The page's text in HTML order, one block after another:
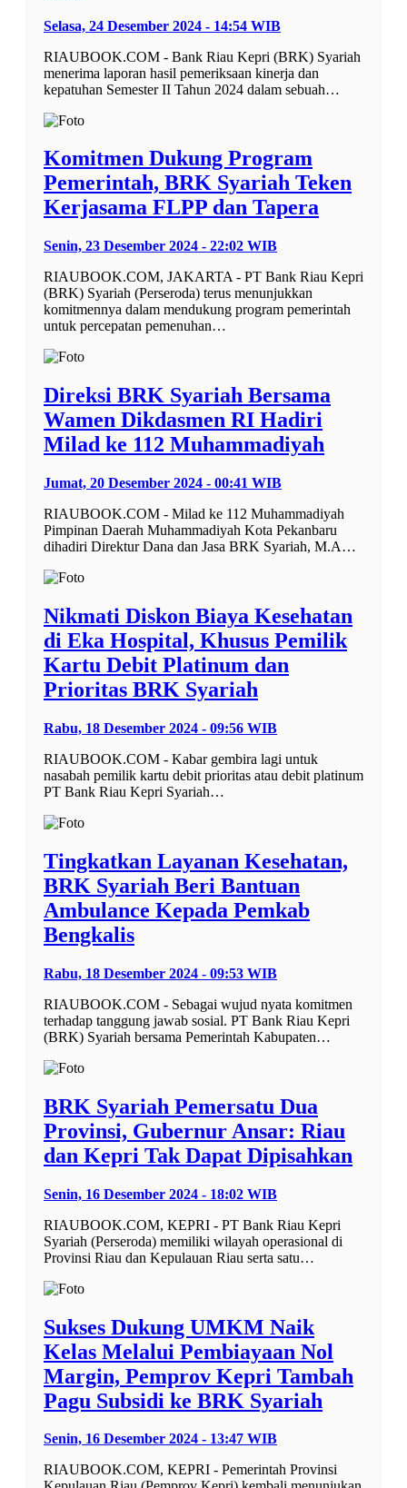
Selasa, 24 Desember 2024 - 14:54 WIB
RIAUBOOK.COM - Bank Riau Kepri (BRK) Syariah
menerima laporan hasil pemeriksaan kinerja dan
kepatuhan Semester II Tahun 2024 dalam sebuah…
Komitmen Dukung Program
Pemerintah, BRK Syariah Teken
Kerjasama FLPP dan Tapera
Senin, 23 Desember 2024 - 22:02 WIB
RIAUBOOK.COM, JAKARTA - PT Bank Riau Kepri
(BRK) Syariah (Perseroda) terus menunjukkan
komitmennya dalam mendukung program pemerintah
untuk percepatan pemenuhan…
Direksi BRK Syariah Bersama
Wamen Dikdasmen RI Hadiri
Milad ke 112 Muhammadiyah
Jumat, 20 Desember 2024 - 00:41 WIB
RIAUBOOK.COM - Milad ke 112 Muhammadiyah
Pimpinan Daerah Muhammadiyah Kota Pekanbaru
dihadiri Direktur Dana dan Jasa BRK Syariah, M.A…
Nikmati Diskon Biaya Kesehatan
di Eka Hospital, Khusus Pemilik
Kartu Debit Platinum dan
Prioritas BRK Syariah
Rabu, 18 Desember 2024 - 09:56 WIB
RIAUBOOK.COM - Kabar gembira lagi untuk
nasabah pemilik kartu debit prioritas atau debit platinum
PT Bank Riau Kepri Syariah…
Tingkatkan Layanan Kesehatan,
BRK Syariah Beri Bantuan
Ambulance Kepada Pemkab
Bengkalis
Rabu, 18 Desember 2024 - 09:53 WIB
RIAUBOOK.COM - Sebagai wujud nyata komitmen
terhadap tanggung jawab sosial. PT Bank Riau Kepri
(BRK) Syariah bersama Pemerintah Kabupaten…
BRK Syariah Pemersatu Dua
Provinsi, Gubernur Ansar: Riau
dan Kepri Tak Dapat Dipisahkan
Senin, 16 Desember 2024 - 18:02 WIB
RIAUBOOK.COM, KEPRI - PT Bank Riau Kepri
Syariah (Perseroda) memiliki wilayah operasional di
Provinsi Riau dan Kepulauan Riau serta satu…
Sukses Dukung UMKM Naik
Kelas Melalui Pembiayaan Nol
Margin, Pemprov Kepri Tambah
Pagu Subsidi ke BRK Syariah
Senin, 16 Desember 2024 - 13:47 WIB
RIAUBOOK.COM, KEPRI - Pemerintah Provinsi